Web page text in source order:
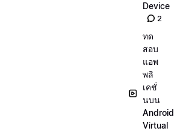
Device
2
ทด
สอบ
แอพ
พลิ
เคชั่
นบน
Android
Virtual